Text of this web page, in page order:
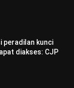
peradilan kunci
diakses: CJP